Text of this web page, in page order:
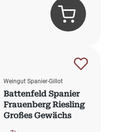
Weingut Spanier-Gillot
Battenfeld Spanier
Frauenberg Riesling
Großes Gewächs